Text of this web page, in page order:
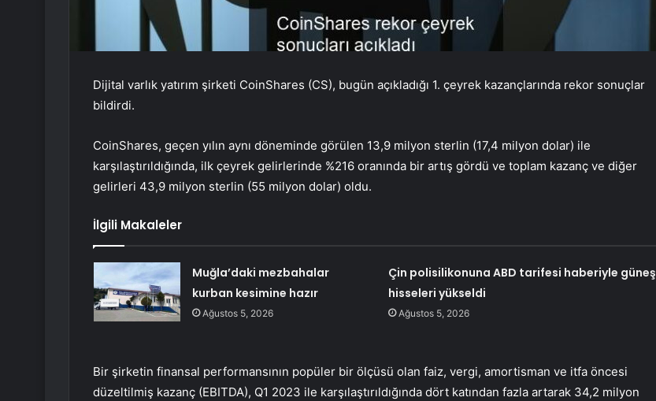
Dijital varlık yatırım şirketi CoinShares (CS), bugün açıkladığı 1. çeyrek kazançlarında rekor sonuçlar
bildirdi.
CoinShares, geçen yılın aynı döneminde görülen 13,9 milyon sterlin (17,4 milyon dolar) ile
karşılaştırıldığında, ilk çeyrek gelirlerinde %216 oranında bir artış gördü ve toplam kazanç ve diğer
gelirleri 43,9 milyon sterlin (55 milyon dolar) oldu.
İlgili Makaleler
Muğla’daki mezbahalar
kurban kesimine hazır
Ağustos 5, 2026
Çin polisilikonuna ABD tarifesi haberiyle güneş
hisseleri yükseldi
Ağustos 5, 2026
Bir şirketin finansal performansının popüler bir ölçüsü olan faiz, vergi, amortisman ve itfa öncesi
düzeltilmiş kazanç (EBITDA), Q1 2023 ile karşılaştırıldığında dört katından fazla artarak 34,2 milyon